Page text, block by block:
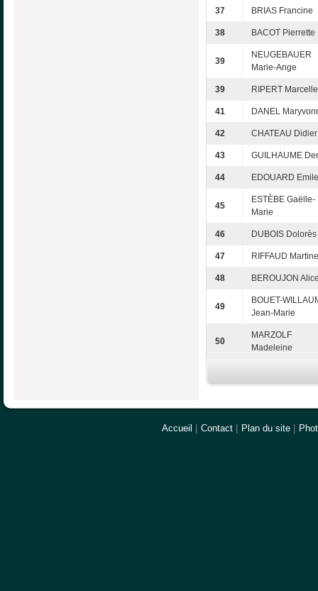
37 BRIAS Francine
38 BACOT Pierrette
39
NEUGEBAUER
Marie-Ange
39 RIPERT Marcelle
41 DANEL
42 CHATEAU Didier
43 GUILHAUME
44 EDOUARD Emile
45
ESTÈBE Gaëlle-
Marie
46 DUBOIS Dolorès
47 RIFFAUD Martine
48 BEROUJON
49
BOUET-
Jean-Marie
50
MARZOLF
Madeleine
Accueil Contact Plan du site